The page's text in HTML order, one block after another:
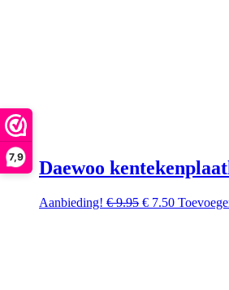
7,9
Daewoo
Aanbieding! €9.95 Oorspronkelijke
€ 7.50Huidige